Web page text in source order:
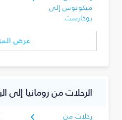
ميكونوس إلى
بوخارست
عرض
الرحلات من رومانيا إلى
رحلات من